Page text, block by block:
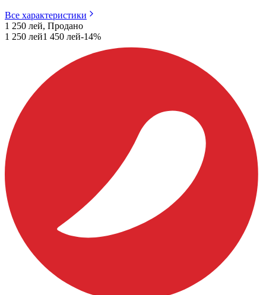
Все характеристики
1 250 лей, Продано
1 250 лей1 450 лей-14%